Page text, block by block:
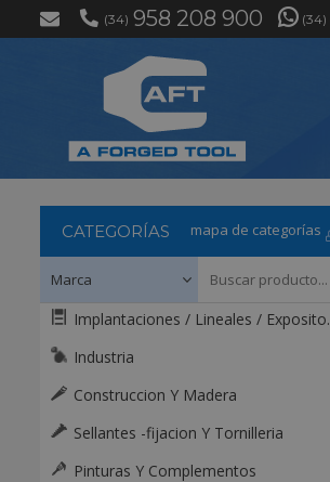
(34) 958 208 900 (34)
CATEGORÍAS mapa de categorías
Implantaciones / Lineales / Expositores / Mostradores
Industria
Construccion Y Madera
Sellantes -fijacion Y Tornilleria
Pinturas Y Complementos